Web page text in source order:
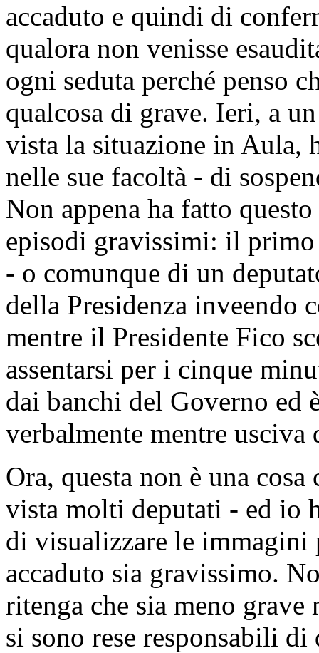
accaduto e quindi di
qualora non venisse
ogni seduta perché penso
qualcosa di grave. Ieri, a
vista la situazione in Aula,
nelle sue facoltà - di
Non appena ha fatto
episodi gravissimi: il
- o comunque di un
della Presidenza inveendo
mentre il Presidente Fico
assentarsi per i cinque
dai banchi del Governo ed
verbalmente mentre
Ora, questa non è una
vista molti deputati - ed io
di visualizzare le immagini
accaduto sia gravissimo.
ritenga che sia meno grave
si sono rese responsabili